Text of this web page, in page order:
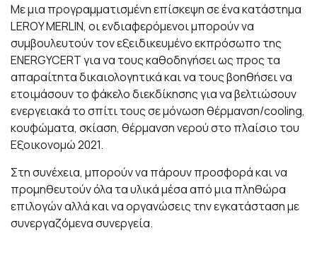
Με μια προγραμματισμένη επίσκεψη σε ένα κατάστημα
LEROY MERLIN, οι ενδιαφερόμενοι μπορούν να
συμβουλευτούν τον εξειδικευμένο εκπρόσωπο της
ENERGYCERT για να τους καθοδηγήσει ως προς τα
απαραίτητα δικαιολογητικά και να τους βοηθήσει να
ετοιμάσουν το φάκελο διεκδίκησης για να βελτιώσουν
ενεργειακά το σπίτι τους σε μόνωση θέρμανση/cooling,
κουφώματα, σκίαση, θέρμανση νερού στο πλαίσιο του
Εξοικονομώ 2021.
Στη συνέχεια, μπορούν να πάρουν προσφορά και να
προμηθευτούν όλα τα υλικά μέσα από μια πληθώρα
επιλογών αλλά και να οργανώσεις την εγκατάσταση με
συνεργαζόμενα συνεργεία.